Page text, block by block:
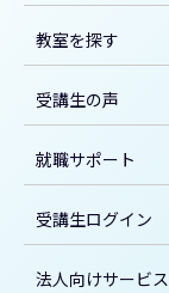
教室を探す
受講生の声
就職サポート
受講生ログイン
法人向けサービス